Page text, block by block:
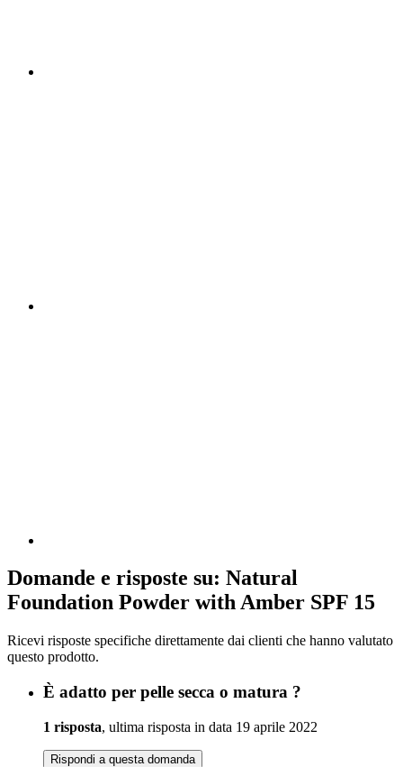
Domande e risposte su: Natural
Foundation Powder with Amber SPF 15
Ricevi risposte specifiche direttamente dai clienti che hanno valutato
questo prodotto.
È adatto per pelle secca o matura ?
1 risposta, ultima risposta in data 19 aprile 2022
Rispondi a questa domanda